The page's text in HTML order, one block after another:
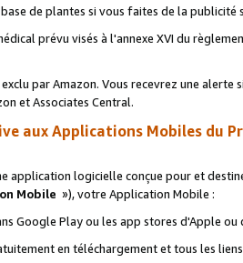
de plantes si vous faites de la publicité
prévu visés à l'annexe XVI du
par Amazon. Vous recevrez une alerte
et Associates Central.
aux Applications Mobiles du
application logicielle conçue pour et
Mobile »), votre Application Mobile :
Google Play ou les app stores d'Apple ou
en téléchargement et tous les